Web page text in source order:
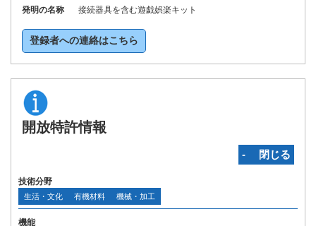
発明の名称
接続器具を含む遊戯娯楽キット
登録者への連絡はこちら
開放特許情報
‐ 閉じる
技術分野
生活・文化 有機材料 機械・加工
機能